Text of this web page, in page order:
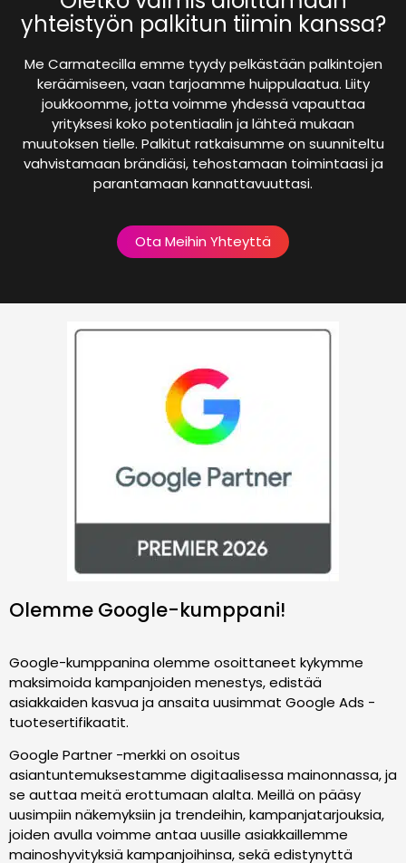
yhteistyön palkitun tiimin kanssa?
Me Carmatecilla emme tyydy pelkästään palkintojen
keräämiseen, vaan tarjoamme huippulaatua. Liity
joukkoomme, jotta voimme yhdessä vapauttaa
yrityksesi koko potentiaalin ja lähteä mukaan
muutoksen tielle. Palkitut ratkaisumme on suunniteltu
vahvistamaan brändiäsi, tehostamaan toimintaasi ja
parantamaan kannattavuuttasi.
Ota Meihin Yhteyttä
Olemme Google-kumppani!
Google-kumppanina olemme osoittaneet kykymme
maksimoida kampanjoiden menestys, edistää
asiakkaiden kasvua ja ansaita uusimmat Google Ads -
tuotesertifikaatit.
Google Partner -merkki on osoitus
asiantuntemuksestamme digitaalisessa mainonnassa, ja
se auttaa meitä erottumaan alalta. Meillä on pääsy
uusimpiin näkemyksiin ja trendeihin, kampanjatarjouksia,
joiden avulla voimme antaa uusille asiakkaillemme
mainoshyvityksiä kampanjoihinsa, sekä edistynyttä